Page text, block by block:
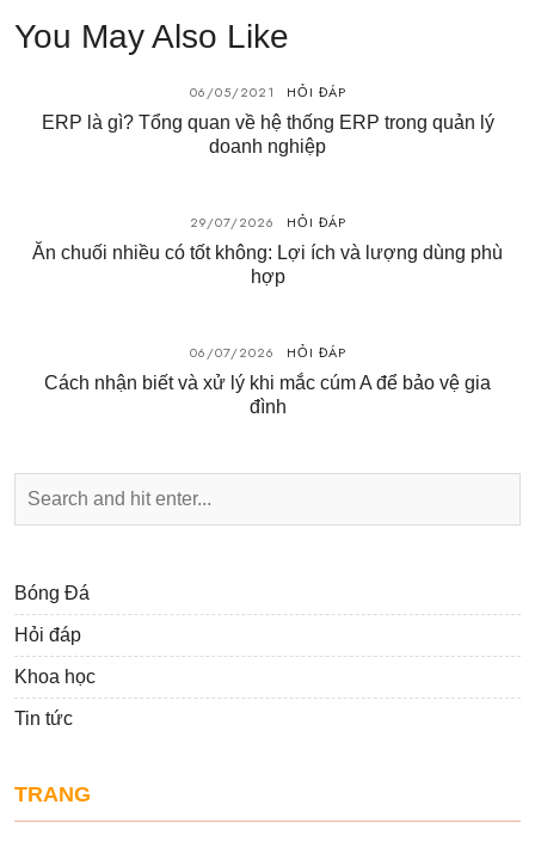
You May Also Like
06/05/2021 HỎI ĐÁP
ERP là gì? Tổng quan về hệ thống ERP trong quản lý
doanh nghiệp
29/07/2026 HỎI ĐÁP
Ăn chuối nhiều có tốt không: Lợi ích và lượng dùng phù
hợp
06/07/2026 HỎI ĐÁP
Cách nhận biết và xử lý khi mắc cúm A để bảo vệ gia
đình
Bóng Đá
Hỏi đáp
Khoa học
Tin tức
TRANG